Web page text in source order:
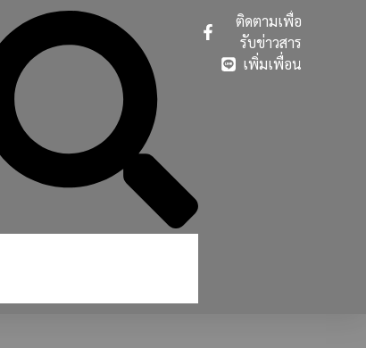
ติดตามเพื่อ
รับข่าวสาร
เพิ่มเพื่อน